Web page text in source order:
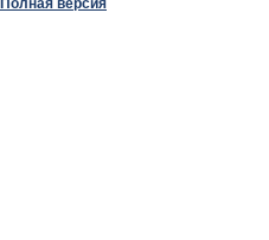
Полная версия